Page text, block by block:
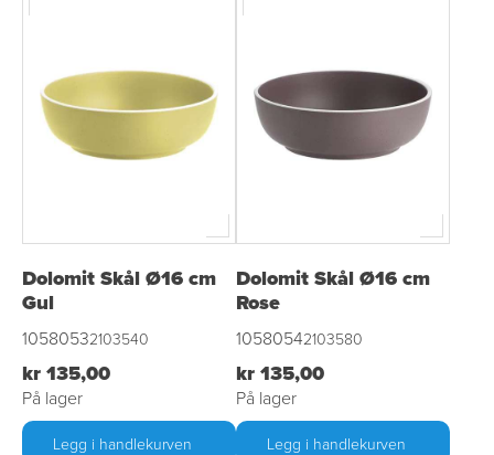
Dolomit Skål Ø16 cm
Gul
10580532103540
kr 135,00
På lager
Legg i handlekurven
Dolomit Skål Ø16 cm
Rose
10580542103580
kr 135,00
På lager
Legg i handlekurven